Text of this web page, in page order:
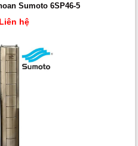
Sumoto 6SP46-5
Liên hệ